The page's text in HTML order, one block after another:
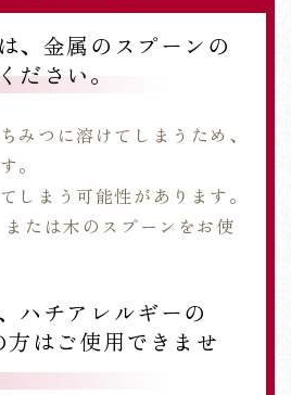
、金属のスプーンの
ださい。
みつに溶けてしまうため、
。
しまう可能性があります。
たは木のスプーンをお使
ハチアレルギーの
はご使用できませ